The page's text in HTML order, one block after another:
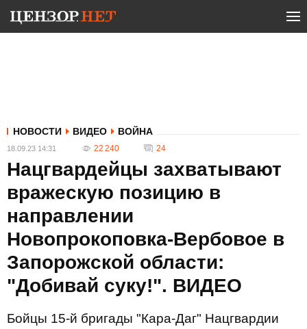
НОВОСТИ ВИДЕО ВОЙНА
18.09.23 14:31 22 240 24
Нацгвардейцы захватывают
вражескую позицию в
направлении
Новопрокоповка-Вербовое в
Запорожской области:
"Добивай суку!". ВИДЕО
Бойцы 15-й бригады "Кара-Даг" Нацгвардии